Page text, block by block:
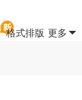
格式排版 更多